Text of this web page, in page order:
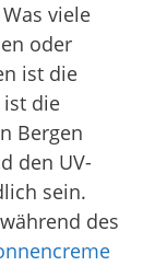
viele
oder
ist die
ist die
Bergen
den UV-
sein.
des